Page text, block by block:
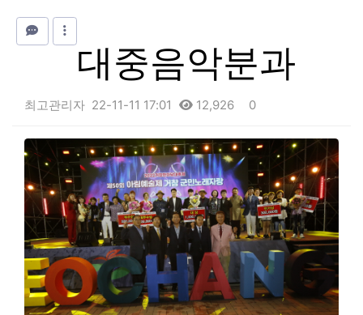
대중음악분과
최고관리자 22-11-11 17:01 12,926 0
본문